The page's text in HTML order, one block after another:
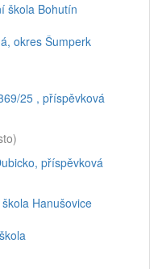
škola Bohutín
okres Šumperk
25 , příspěvková
příspěvková
Hanušovice